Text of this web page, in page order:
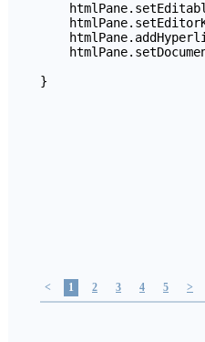
}
< 1 2 3 4 5 >